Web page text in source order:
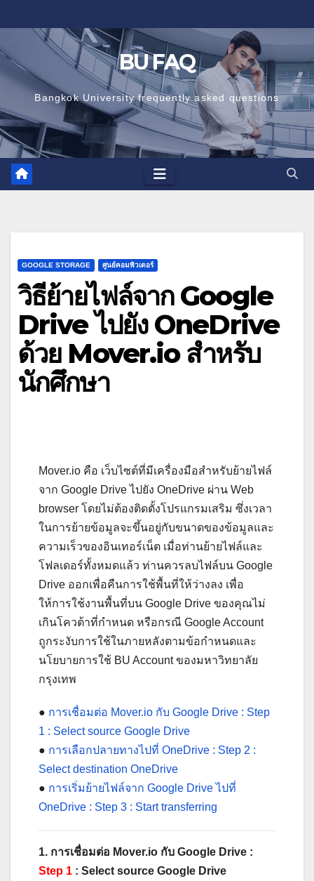
to
content
BU FAQ
Bangkok University frequently asked questions
GOOGLE STORAGE ศูนย์คอมพิวเตอร์
วิธีย้ายไฟล์จาก Google
Drive ไปยัง OneDrive
ด้วย Mover.io สำหรับ
นักศึกษา
Mover.io คือ เว็บไซต์ที่มีเครื่องมือสำหรับย้ายไฟล์
จาก Google Drive ไปยัง OneDrive ผ่าน Web
browser โดยไม่ต้องติดตั้งโปรแกรมเสริม ซึ่งเวลา
ในการย้ายข้อมูลจะขึ้นอยู่กับขนาดของข้อมูลและ
ความเร็วของอินเทอร์เน็ต เมื่อท่านย้ายไฟล์และ
โฟลเดอร์ทั้งหมดแล้ว ท่านควรลบไฟล์บน Google
Drive ออกเพื่อคืนการใช้พื้นที่ให้ว่างลง เพื่อ
ให้การใช้งานพื้นที่บน Google Drive ของคุณไม่
เกินโควต้าที่กำหนด หรือกรณี Google Account
ถูกระงับการใช้ในภายหลังตามข้อกำหนดและ
นโยบายการใช้ BU Account ของมหาวิทยาลัย
กรุงเทพ
● การเชื่อมต่อ Mover.io กับ Google Drive : Step
1 : Select source Google Drive
● การเลือกปลายทางไปที่ OneDrive : Step 2 :
Select destination OneDrive
● การเริ่มย้ายไฟล์จาก Google Drive ไปที่
OneDrive : Step 3 : Start transferring
1. การเชื่อมต่อ Mover.io กับ Google Drive :
Step 1 : Select source Google Drive